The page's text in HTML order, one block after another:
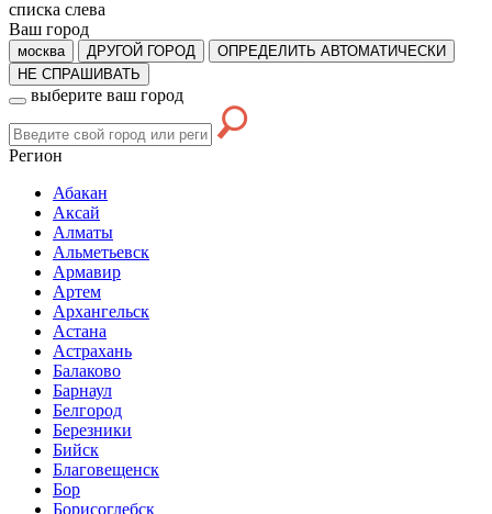
списка слева
Ваш город
москва ДРУГОЙ ГОРОД
ОПРЕДЕЛИТЬ АВТОМАТИЧЕСКИ
НЕ СПРАШИВАТЬ
выберите ваш город
Регион
Абакан
Аксай
Алматы
Альметьевск
Армавир
Артем
Архангельск
Астана
Астрахань
Балаково
Барнаул
Белгород
Березники
Бийск
Благовещенск
Бор
Борисоглебск